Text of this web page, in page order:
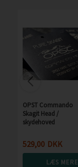
OPST Commando
Skagit Head /
skydehoved
529,00 DKK
LÆS MERE